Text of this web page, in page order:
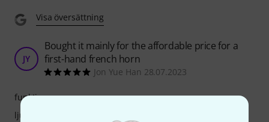
Visa översättning
JY
Bought it mainly for the affordable price for a
first-hand french horn
Jon Yue Han 28.07.2023
funktioner
ljud